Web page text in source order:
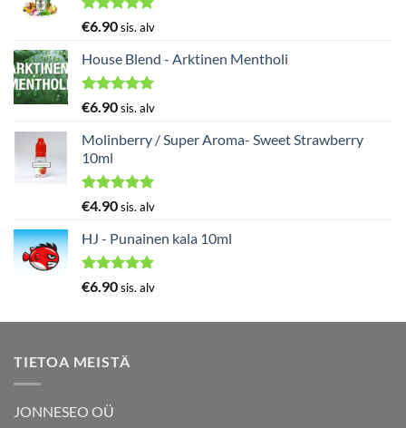
Arvostelu
5.00
/ 5
€6.90sis. alv
House Blend - Arktinen Mentholi
Arvostelu
5.00/ 5
€6.90sis. alv
Molinberry / Super Aroma- Sweet Strawberry
10ml
Arvostelu
5.00
/ 5
€4.90sis. alv
HJ - Punainen kala 10ml
Arvostelu
€6.90sis. alv
TIETOA MEISTÄ
JONNESEO OÜ